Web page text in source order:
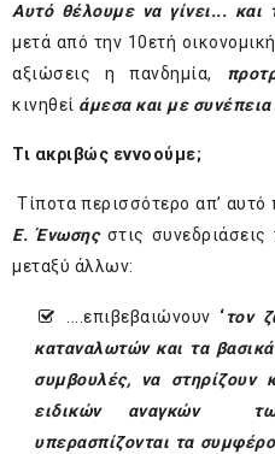
Αυτό θέλουμε να γίνει... και
μετά από την 10ετή
αξιώσεις η πανδημία,
κινηθεί άμεσα και με
Τι ακριβώς εννοούμε;
Τίποτα περισσότερο απ’ αυτό
Ε. Ένωσηςστις
μεταξύ άλλων:
....επιβεβαιώνουν ‘τον
καταναλωτών και τα
συμβουλές, να στηρίζουν
ειδικών αναγκών
υπερασπίζονται τα